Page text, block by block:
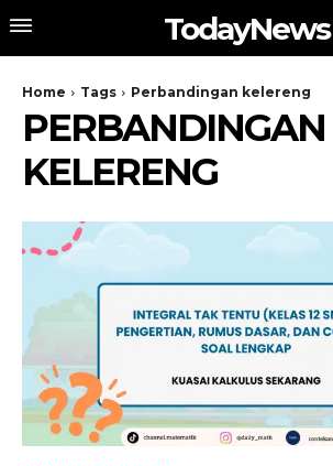
TodayNews
Home Tags Perbandingan kelereng
PERBANDINGAN
KELERENG